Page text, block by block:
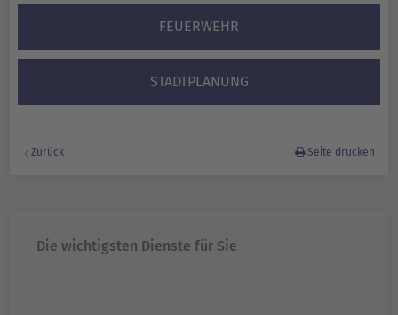
FEUERWEHR
STADTPLANUNG
Zurück Seite drucken
Die wichtigsten Dienste für Sie